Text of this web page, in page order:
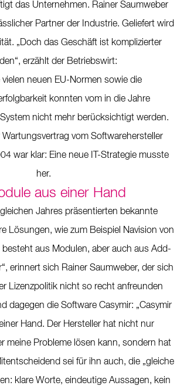
das Unternehmen. Rainer Saumweber
Partner der Industrie. Geliefert wird
„Doch das Geschäft ist komplizierter
erzählt der Betriebswirt:
vielen neuen EU-Normen sowie die
konnten vom in die Jahre
nicht mehr berücksichtigt werden.
vom Softwarehersteller
war klar: Eine neue IT-Strategie musste
her.
aus einer Hand
Jahres präsentierten bekannte
Lösungen, wie zum Beispiel Navision von
besteht aus Modulen, aber auch aus Add-
erinnert sich Rainer Saumweber, der sich
Lizenzpolitik nicht so recht anfreunden
dagegen die Software Casymir: „Casymir
Hand. Der Hersteller hat nicht nur
meine Probleme lösen kann, sondern hat
sei für ihn auch, die „gleiche
klare Worte, eindeutige Aussagen, kein